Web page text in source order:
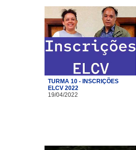
TURMA 10 - INSCRIÇÕES
ELCV 2022
19/04/2022